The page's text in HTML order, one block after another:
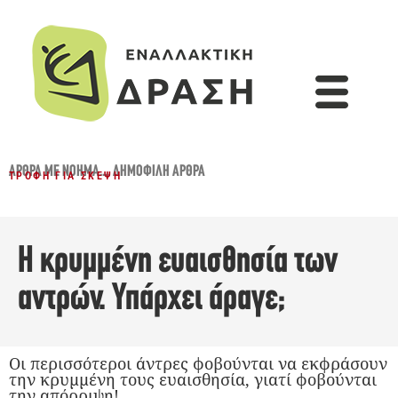
ΆΡΘΡΑ ΜΕ ΝΌΗΜΑ...,ΔΗΜΟΦΙΛΉ ΆΡΘΡΑ
ΤΡΟΦΉ ΓΙΑ ΣΚΈΨΗ
Η κρυμμένη ευαισθησία των
αντρών. Υπάρχει άραγε;
Οι περισσότεροι άντρες φοβούνται να εκφράσουν
την κρυμμένη τους ευαισθησία, γιατί φοβούνται